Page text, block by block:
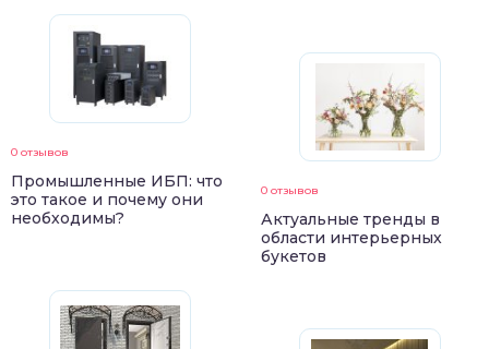
0 отзывов
Промышленные ИБП: что
это такое и почему они
необходимы?
0 отзывов
Актуальные тренды в
области интерьерных
букетов